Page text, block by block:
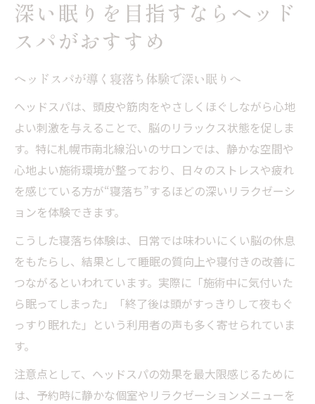
深い眠りを目指すならヘッド
スパがおすすめ
ヘッドスパが導く寝落ち体験で深い眠りへ
ヘッドスパは、頭皮や筋肉をやさしくほぐしながら心地
よい刺激を与えることで、脳のリラックス状態を促しま
す。特に札幌市南北線沿いのサロンでは、静かな空間や
心地よい施術環境が整っており、日々のストレスや疲れ
を感じている方が“寝落ち”するほどの深いリラクゼーシ
ョンを体験できます。
こうした寝落ち体験は、日常では味わいにくい脳の休息
をもたらし、結果として睡眠の質向上や寝付きの改善に
つながるといわれています。実際に「施術中に気付いた
ら眠ってしまった」「終了後は頭がすっきりして夜もぐ
っすり眠れた」という利用者の声も多く寄せられていま
す。
注意点として、ヘッドスパの効果を最大限感じるために
は、予約時に静かな個室やリラクゼーションメニューを